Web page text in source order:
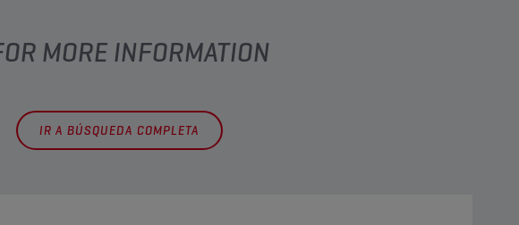
MORE INFORMATION
IR A BÚSQUEDA COMPLETA